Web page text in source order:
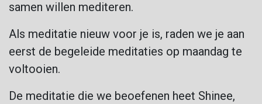
samen willen mediteren.
Als meditatie nieuw voor je is, raden we je aan
eerst de begeleide meditaties op maandag te
voltooien.
De meditatie die we beoefenen heet Shinee,